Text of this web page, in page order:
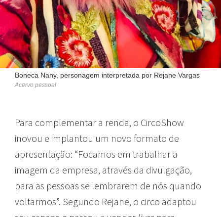
Boneca Nany, personagem interpretada por Rejane Vargas
Acervo pessoal
Para complementar a renda, o CircoShow
inovou e implantou um novo formato de
apresentação: “Focamos em trabalhar a
imagem da empresa, através da divulgação,
para as pessoas se lembrarem de nós quando
voltarmos”. Segundo Rejane, o circo adaptou